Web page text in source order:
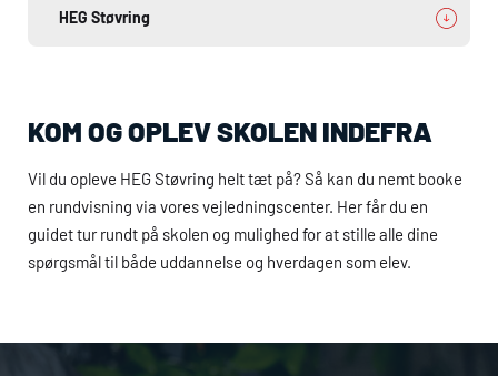
KOM OG OPLEV SKOLEN INDEFRA
Vil du opleve HEGStøvring helt tæt på? Så kan du nemt booke
en rundvisning via vores vejledningscenter. Her får du en
guidet tur rundt på skolen og mulighed for at stille alle dine
spørgsmål til både uddannelse og hverdagen som elev.